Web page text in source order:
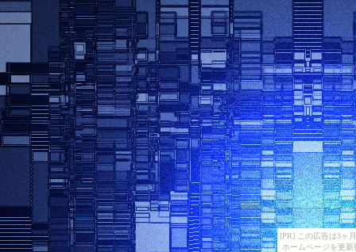
[PR] この広告は3ヶ
ホームページを更